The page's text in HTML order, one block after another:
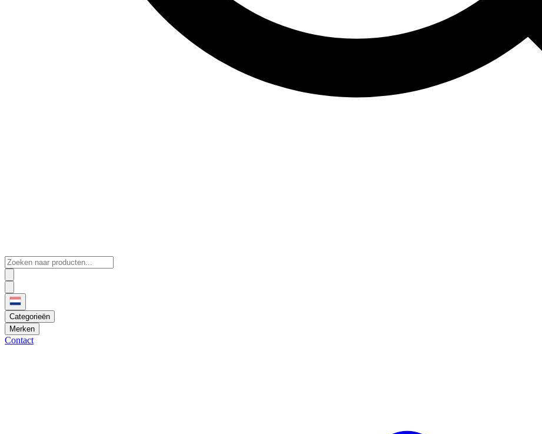
Categorieën
Merken
Contact